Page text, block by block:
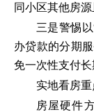
同小区其他房
三是警惕
办贷款的分期
免一次性支付长
实地看房
房屋硬件